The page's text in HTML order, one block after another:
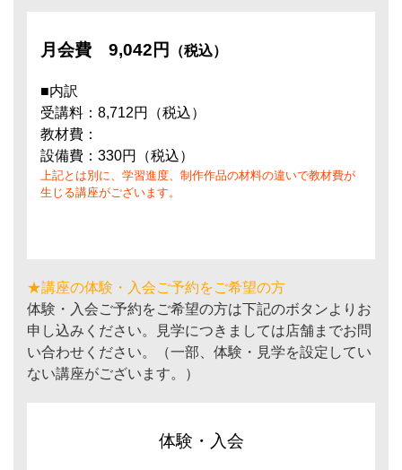
月会費 9,042円 （税込）
■内訳
受講料：8,712円（税込）
教材費：
設備費：330円（税込）
上記とは別に、学習進度、制作作品の材料の違いで教材費が
生じる講座がございます。
★講座の体験・入会ご予約をご希望の方
体験・入会ご予約をご希望の方は下記のボタンよりお
申し込みください。見学につきましては店舗までお問
い合わせください。（一部、体験・見学を設定してい
ない講座がございます。）
体験・入会